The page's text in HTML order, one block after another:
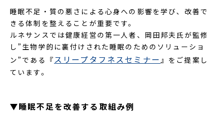
睡眠不足・質の悪さによる心身への影響を学び、改善で
きる体制を整えることが重要です。
ルネサンスでは健康経営の第一人者、岡田邦夫氏が監修
し”生物学的に裏付けされた睡眠のためのソリューショ
ン”である『 スリープタフネスセミナー 』をご提案し
ています。
▼睡眠不足を改善する取組み例